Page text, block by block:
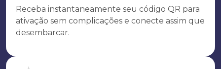
Receba instantaneamente seu código QR para
ativação sem complicações e conecte assim que
desembarcar.